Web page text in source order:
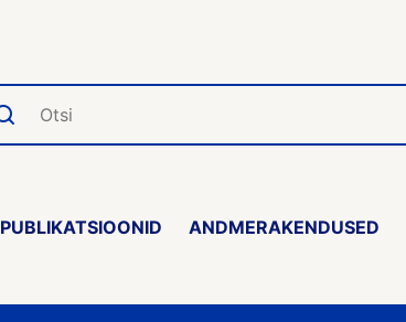
PUBLIKATSIOONID ANDMERAKENDUSED